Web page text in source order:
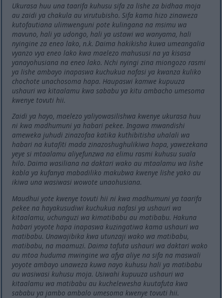
Ukurasa huu una taarifa kuhusu sifa za lishe za bidhaa moja
au zaidi ya chakula au virutubisho. Sifa kama hizo zinaweza
kutofautiana ulimwenguni pote kulingana na msimu wa
mavuno, hali ya udongo, hali ya ustawi wa wanyama, hali
nyingine za eneo lako, n.k. Daima hakikisha kuwa umeangalia
vyanzo vya eneo lako kwa maelezo mahususi na ya kisasa
yanayohusiana na eneo lako. Nchi nyingi zina miongozo rasmi
ya lishe ambayo inapaswa kuchukua nafasi ya kwanza kuliko
chochote unachosoma hapa. Haupaswi kamwe kupuuza
ushauri wa kitaalamu kwa sababu ya kitu ambacho umesoma
kwenye tovuti hii.
Zaidi ya hayo, maelezo yaliyowasilishwa kwenye ukurasa huu
ni kwa madhumuni ya habari pekee. Ingawa mwandishi
ameweka juhudi zinazofaa katika kuthibitisha uhalali wa
habari na kutafiti mada zinazoshughulikiwa hapa, yawezekana
yeye si mtaalamu aliyefunzwa na elimu rasmi kuhusu suala
hilo. Daima wasiliana na daktari wako au mtaalamu wa lishe
kabla ya kufanya mabadiliko makubwa kwenye lishe yako au
ikiwa una wasiwasi wowote unaohusiana.
Maudhui yote kwenye tovuti hii ni kwa madhumuni ya taarifa
pekee na hayakusudiwi kuchukua nafasi ya ushauri wa
kitaalamu, uchunguzi wa kimatibabu au matibabu. Hakuna
habari yoyote hapa inapaswa kuzingatiwa kama ushauri wa
matibabu. Unawajibika kwa utunzaji wako wa matibabu,
matibabu, na maamuzi. Daima tafuta ushauri wa daktari wako
au mtoa huduma mwingine wa afya aliye na sifa na maswali
yoyote ambayo unaweza kuwa nayo kuhusu hali ya matibabu
au wasiwasi kuhusu moja. Usiwahi kupuuza ushauri wa
kitaalamu wa matibabu au kuchelewesha kuutafuta kwa
sababu ya jambo ambalo umesoma kwenye tovuti hii.